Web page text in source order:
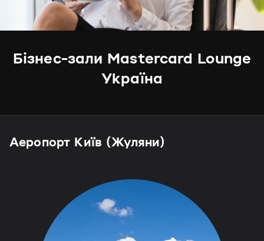
Бізнес-зали Mastercard Lounge
Україна
Аеропорт Київ (Жуляни)